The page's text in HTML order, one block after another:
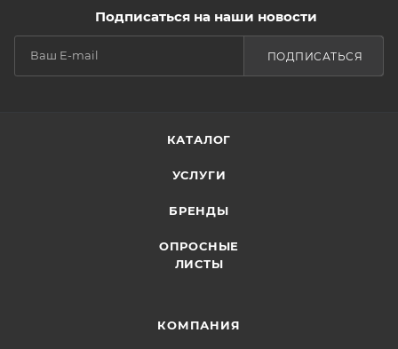
Подписаться на наши новости
ПОДПИСАТЬСЯ
КАТАЛОГ
УСЛУГИ
БРЕНДЫ
ОПРОСНЫЕ
ЛИСТЫ
КОМПАНИЯ